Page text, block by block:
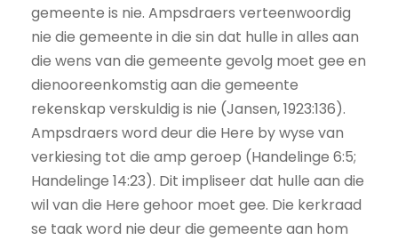
gemeente is nie. Ampsdraers verteenwoordig
nie die gemeente in die sin dat hulle in alles aan
die wens van die gemeente gevolg moet gee en
dienooreenkomstig aan die gemeente
rekenskap verskuldig is nie (Jansen, 1923:136).
Ampsdraers word deur die Here by wyse van
verkiesing tot die amp geroep (Handelinge 6:5;
Handelinge 14:23). Dit impliseer dat hulle aan die
wil van die Here gehoor moet gee. Die kerkraad
se taak word nie deur die gemeente aan hom